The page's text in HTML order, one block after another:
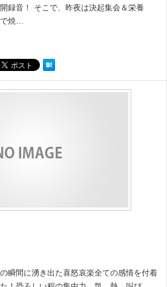
録音！ そこで、昨夜は決起集会＆栄養
焼…
瞬間に湧き出た喜怒哀楽全ての感情を付着